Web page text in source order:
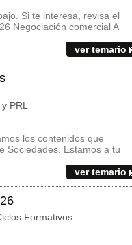
Si te interesa, revisa el
Negociación comercial A
ver temario
PRL
los contenidos que
Sociedades. Estamos a tu
ver temario
Formativos